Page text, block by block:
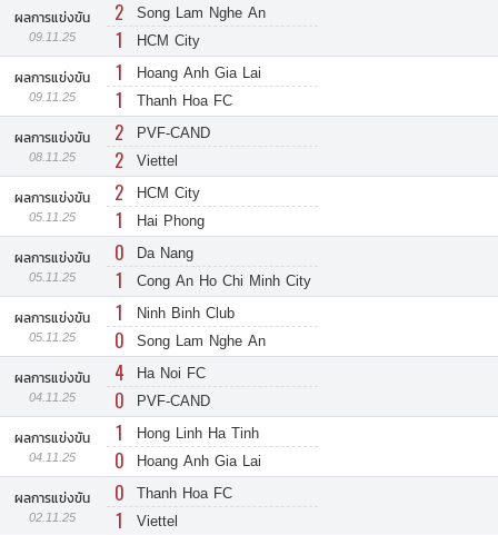
ผลการแข่งขัน
09.11.25
2 Song Lam Nghe An
1 HCM City
ผลการแข่งขัน
09.11.25
1 Hoang Anh Gia Lai
1 Thanh Hoa FC
ผลการแข่งขัน
08.11.25
2 PVF-CAND
2 Viettel
ผลการแข่งขัน
05.11.25
2 HCM City
1 Hai Phong
ผลการแข่งขัน
05.11.25
0 Da Nang
1 Cong An Ho Chi Minh City
ผลการแข่งขัน
05.11.25
1 Ninh Binh Club
0 Song Lam Nghe An
ผลการแข่งขัน
04.11.25
4 Ha Noi FC
0 PVF-CAND
ผลการแข่งขัน
04.11.25
1 Hong Linh Ha Tinh
0 Hoang Anh Gia Lai
ผลการแข่งขัน
02.11.25
0 Thanh Hoa FC
1 Viettel